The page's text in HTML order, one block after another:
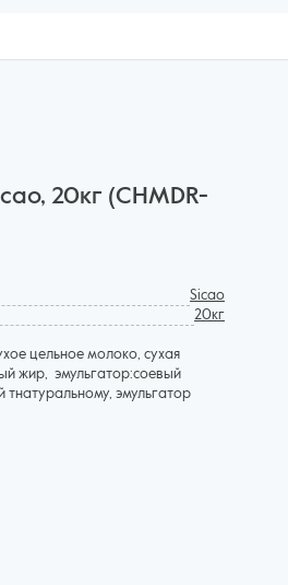
20кг (CHMDR-
Sicao
20кг
цельное молоко, сухая
жир, эмульгатор:соевый
эмульгатор